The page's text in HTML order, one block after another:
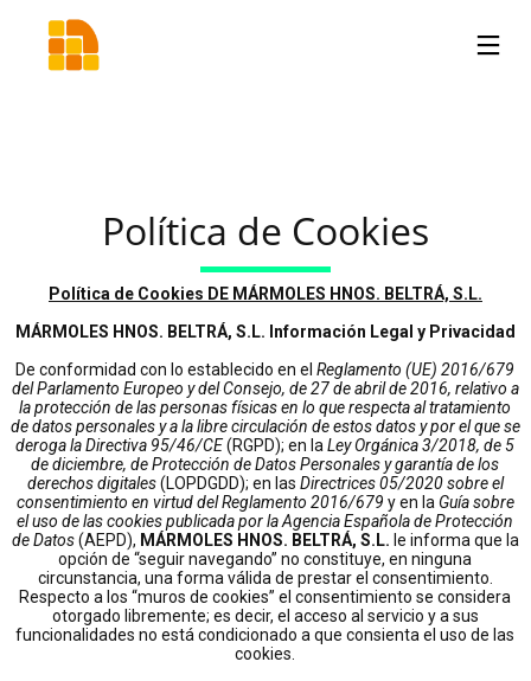
Política de Cookies
Política de Cookies DE MÁRMOLES HNOS. BELTRÁ, S.L.
MÁRMOLES HNOS. BELTRÁ, S.L. Información Legal y Privacidad
De conformidad con lo establecido en elReglamento (UE) 2016/679
del Parlamento Europeo y del Consejo, de 27 de abril de 2016, relativo a
la protección de las personas físicas en lo que respecta al tratamiento
de datos personales y a la libre circulación de estos datos y por el que se
deroga la Directiva 95/46/CE(RGPD); en laLey Orgánica 3/2018, de 5
de diciembre, de Protección de Datos Personales y garantía de los
derechos digitales(LOPDGDD); en las Directrices 05/2020 sobre el
consentimiento en virtud del Reglamento 2016/679 y en la Guía sobre
el uso de las cookies publicada por la Agencia Española de Protección
de Datos(AEPD), MÁRMOLES HNOS. BELTRÁ, S.L. le informa que la
opción de “seguir navegando” no constituye, en ninguna
circunstancia, una forma válida de prestar el consentimiento.
Respecto a los “muros de cookies” el consentimiento se considera
otorgado libremente; es decir, el acceso al servicio y a sus
funcionalidades no está condicionado a que consienta el uso de las
cookies.